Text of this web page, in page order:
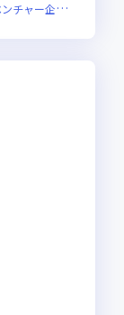
チャー企業